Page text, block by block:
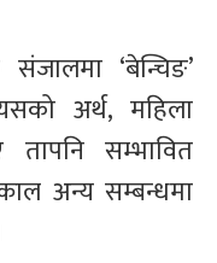
‘बेन्चिङ’
अर्थ, महिला
सम्भावित
अन्य सम्बन्धमा